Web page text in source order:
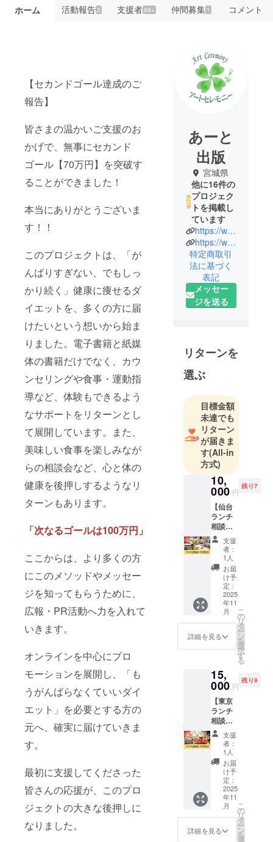
ホーム 活動報告2 支援者99+ 仲間募集 1 コメント
【セカンドゴール達成のご
報告】
皆さまの温かいご支援のお
かげで、無事にセカンド
ゴール【70万円】を突破す
ることができました！
本当にありがとうございま
す！！
このプロジェクトは、「が
んばりすぎない、でもしっ
かり続く」健康に痩せるダ
イエットを、多くの方に届
けたいという想いから始ま
りました。電子書籍と紙媒
体の書籍だけでなく、カウ
ンセリングや食事・運動指
導など、体験もできるよう
なサポートをリターンとし
て展開しています。また、
美味しい食事を楽しみなが
らの相談会など、心と体の
健康を後押しするようなリ
ターンもあります。
「次なるゴールは100万円」
ここからは、より多くの方
にこのメソッドやメッセー
ジを知ってもらうために、
広報・PR活動へ力を入れて
いきます。
オンラインを中心にプロ
モーションを展開し、「も
うがんばらなくていいダイ
エット」を必要とする方の
元へ、確実に届けていきま
す。
最初に支援してくださった
皆さんの応援が、このプロ
ジェクトの大きな後押しに
なりました。
あーと
出版
宮城県
他に16件の
プロジェク
トを掲載し
ています
https://www.artshuppan.com/
https://www.artceremony.co.jp/
特定商取引
法に基づく
表記
メッセー
ジを送る
リターンを
選ぶ
目標金額
未達でも
リターン
が届きま
す(All-in
方式)
10,
000 円
残り7
【仙台
ランチ
相談会
（10名
限定）
＋電子
書籍】
仙台市
内で開
催する
少人数
制のラ
ンチ相
談会
（女性
限定）
加いた
だける
リター
ンで
す。 ダ
イエッ
トやビ
ジネス
のこ
と、自
分らし
い生き
方につ
いて、
山本と
直接お
話しで
支援
者：
1人
お届
け予
定：
2025
年11
月
詳細を見る
こ
の
リ
タ
ー
ン
を
選
択
す
る
15,
000 円
残り9
【東京
ランチ
相談会
（10名
限定）
＋電子
書籍】
東京都
内で開
催する
ランチ
付き少
人数相
談会
（女性
支援
者：
1人
お届
け予
定：
2025
年11
月
詳細を見る
こ
の
リ
タ
ー
ン
を